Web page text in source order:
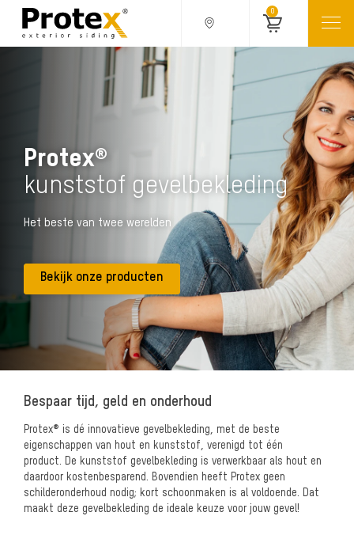
0
Protex®
kunststof gevelbekleding
Het beste van twee werelden
Bekijk onze producten
Bespaar tijd, geld en onderhoud
Protex® is dé innovatieve gevelbekleding, met de beste
eigenschappen van hout en kunststof, verenigd tot één
product. De kunststof gevelbekleding is verwerkbaar als hout en
daardoor kostenbesparend. Bovendien heeft Protex geen
schilderonderhoud nodig; kort schoonmaken is al voldoende. Dat
maakt deze gevelbekleding de ideale keuze voor jouw gevel!